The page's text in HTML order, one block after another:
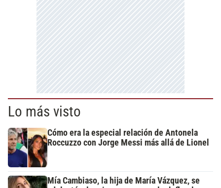
Lo más visto
Cómo era la especial relación de Antonela
Roccuzzo con Jorge Messi más allá de Lionel
Mía Cambiaso, la hija de María Vázquez, se